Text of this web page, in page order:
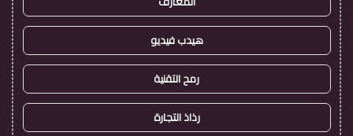
هيدب فيديو
رمح التقنية
رذاذ التجارة